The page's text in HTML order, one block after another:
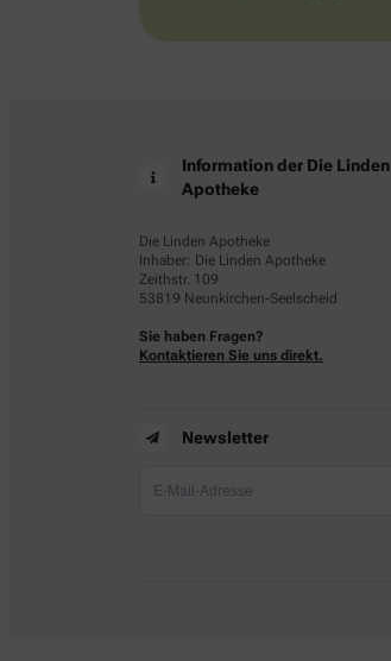
Information der Die Linden
Apotheke
Die Linden Apotheke
Inhaber: Die Linden Apotheke
Zeithstr. 109
53819 Neunkirchen-Seelscheid
Sie haben Fragen?
Kontaktieren Sie uns direkt.
Newsletter